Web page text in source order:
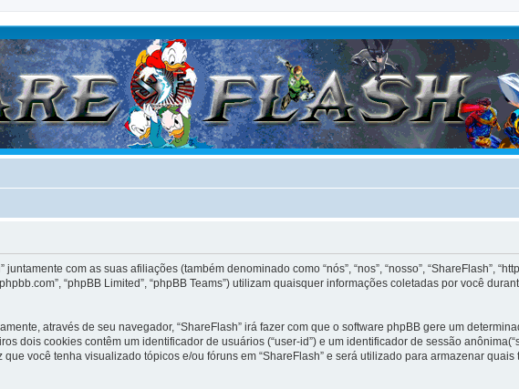
com as suas afiliações (também denominado como “nós”, “nos”, “nosso”, “ShareFlash”,
“phpBB Limited”, “phpBB Teams”) utilizam quaisquer informações coletadas por você
através de seu navegador, “ShareFlash” irá fazer com que o software phpBB gere um
dois cookies contêm um identificador de usuários (“user-id”) e um identificador de sessão
você tenha visualizado tópicos e/ou fóruns em “ShareFlash” e será utilizado para armazenar